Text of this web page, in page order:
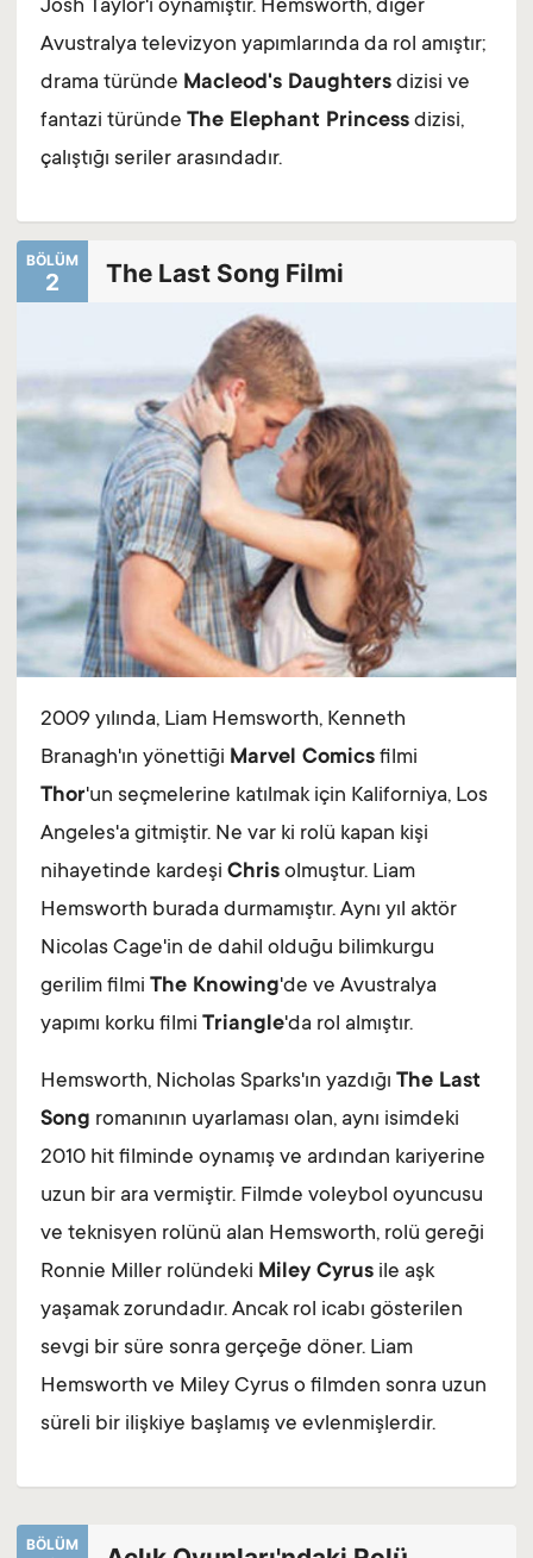
Josh Taylor'ı oynamıştır. Hemsworth, diğer
Avustralya televizyon yapımlarında da rol amıştır;
drama türünde Macleod's Daughters dizisi ve
fantazi türünde The Elephant Princess dizisi,
çalıştığı seriler arasındadır.
BÖLÜM
2 The Last Song Filmi
2009 yılında, Liam Hemsworth, Kenneth
Branagh'ın yönettiği Marvel Comics filmi
Thor'un seçmelerine katılmak için Kaliforniya, Los
Angeles'a gitmiştir. Ne var ki rolü kapan kişi
nihayetinde kardeşi Chris olmuştur. Liam
Hemsworth burada durmamıştır. Aynı yıl aktör
Nicolas Cage'in de dahil olduğu bilimkurgu
gerilim filmi The Knowing'de ve Avustralya
yapımı korku filmi Triangle'da rol almıştır.
Hemsworth, Nicholas Sparks'ın yazdığı The Last
Song romanının uyarlaması olan, aynı isimdeki
2010 hit filminde oynamış ve ardından kariyerine
uzun bir ara vermiştir. Filmde voleybol oyuncusu
ve teknisyen rolünü alan Hemsworth, rolü gereği
Ronnie Miller rolündeki Miley Cyrus ile aşk
yaşamak zorundadır. Ancak rol icabı gösterilen
sevgi bir süre sonra gerçeğe döner. Liam
Hemsworth ve Miley Cyrus o filmden sonra uzun
süreli bir ilişkiye başlamış ve evlenmişlerdir.
BÖLÜM